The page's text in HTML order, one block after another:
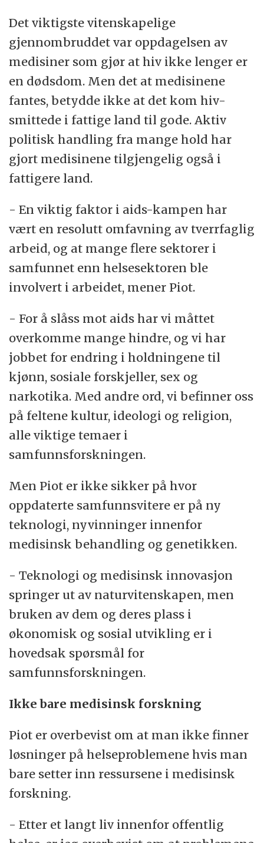
Det viktigste vitenskapelige
gjennombruddet var oppdagelsen av
medisiner som gjør at hiv ikke lenger er
en dødsdom. Men det at medisinene
fantes, betydde ikke at det kom hiv-
smittede i fattige land til gode. Aktiv
politisk handling fra mange hold har
gjort medisinene tilgjengelig også i
fattigere land.
- En viktig faktor i aids-kampen har
vært en resolutt omfavning av tverrfaglig
arbeid, og at mange flere sektorer i
samfunnet enn helsesektoren ble
involvert i arbeidet, mener Piot.
- For å slåss mot aids har vi måttet
overkomme mange hindre, og vi har
jobbet for endring i holdningene til
kjønn, sosiale forskjeller, sex og
narkotika. Med andre ord, vi befinner oss
på feltene kultur, ideologi og religion,
alle viktige temaer i
samfunnsforskningen.
Men Piot er ikke sikker på hvor
oppdaterte samfunnsvitere er på ny
teknologi, nyvinninger innenfor
medisinsk behandling og genetikken.
- Teknologi og medisinsk innovasjon
springer ut av naturvitenskapen, men
bruken av dem og deres plass i
økonomisk og sosial utvikling er i
hovedsak spørsmål for
samfunnsforskningen.
Ikke bare medisinsk forskning
Piot er overbevist om at man ikke finner
løsninger på helseproblemene hvis man
bare setter inn ressursene i medisinsk
forskning.
- Etter et langt liv innenfor offentlig